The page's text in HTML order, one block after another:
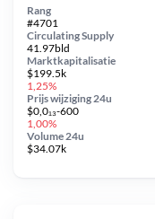
Circulating Supply
41.97bld
Prijs wijziging 24u
$0,0₁₃-600
1,00%
Marktkapitalisatie
$199.5k
1,25%
Volume 24u
$34.07k
Rang
#4701